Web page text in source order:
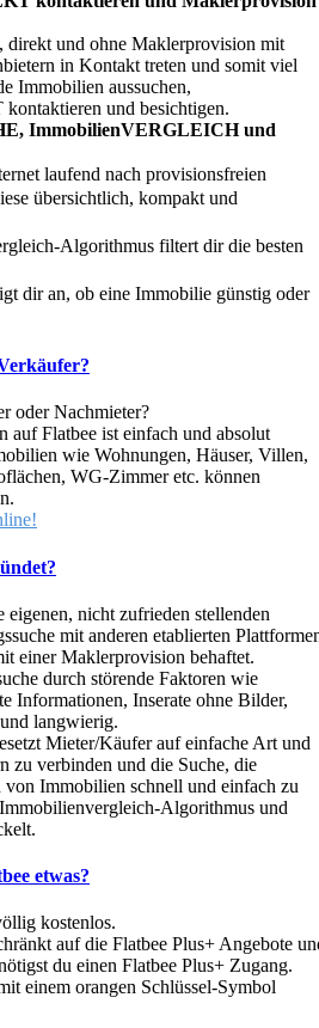
direkt und ohne Maklerprovision mit
in Kontakt treten und somit viel
Immobilien aussuchen,
und besichtigen.
ImmobilienVERGLEICH und
laufend nach provisionsfreien
übersichtlich, kompakt und
Algorithmus filtert dir die besten
dir an, ob eine Immobilie günstig oder
oder Nachmieter?
auf Flatbee ist einfach und absolut
wie Wohnungen, Häuser, Villen,
WG-Zimmer etc. können
nicht zufrieden stellenden
mit anderen etablierten
einer Maklerprovision behaftet.
durch störende Faktoren wie
Informationen, Inserate ohne Bilder,
langwierig.
Mieter/Käufer auf einfache Art und
zu verbinden und die Suche, die
Immobilien schnell und einfach zu
Algorithmus und
etwas?
kostenlos.
auf die Flatbee Plus+ Angebote
du einen Flatbee Plus+ Zugang.
einem orangen Schlüssel-Symbol